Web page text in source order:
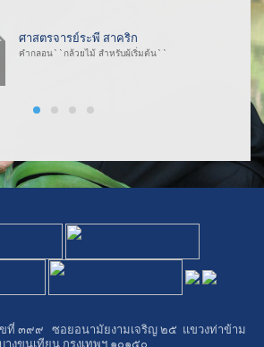
ศาสตรจารย์ระพี สาคริก
คำกลอน``กล้วยไม้ สำหรับผู้เริ่มต้น``
ขที่ ๓๙๙ ซอยอนามัยงามเจริญ ๒๕ แขวงท่าข้าม
างขุนเทียน กรุงเทพฯ ๑๐๑๕๐